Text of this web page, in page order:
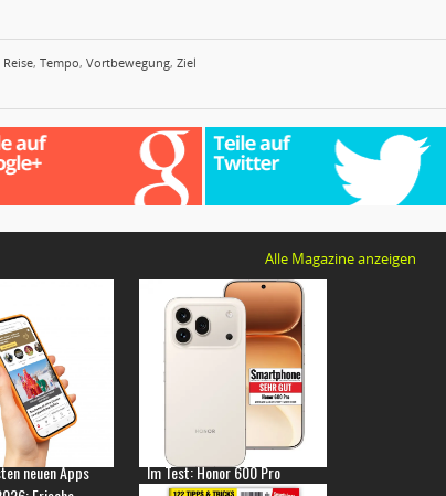
Reise, Tempo, Vortbewegung, Ziel
Alle Magazine anzeigen
neuen Apps
Im Test: Honor 600 Pro